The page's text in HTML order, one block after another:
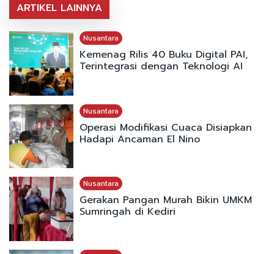
ARTIKEL LAINNYA
Nusantara
Kemenag Rilis 40 Buku Digital PAI,
Terintegrasi dengan Teknologi AI
Nusantara
Operasi Modifikasi Cuaca Disiapkan
Hadapi Ancaman El Nino
Nusantara
Gerakan Pangan Murah Bikin UMKM
Sumringah di Kediri